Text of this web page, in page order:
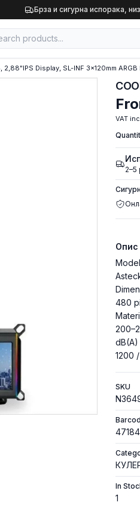
Брза и сигурна испорака,
2,88"IPS Display, SL-INF 3x120mm
VAT
2–5
Опис
480
dB(A)
1200
SKU
In
1